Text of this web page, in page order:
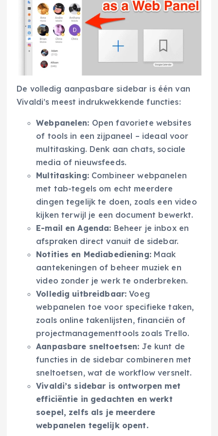
De volledig aanpasbare sidebar is één van
Vivaldi’s meest indrukwekkende functies:
Webpanelen: Open favoriete websites
of tools in een zijpaneel – ideaal voor
multitasking. Denk aan chats, sociale
media of nieuwsfeeds.
Multitasking:Combineer webpanelen
met tab-tegels om echt meerdere
dingen tegelijk te doen, zoals een video
kijken terwijl je een document bewerkt.
E-mail en Agenda: Beheer je inbox en
afspraken direct vanuit de sidebar.
Notities en Mediabediening:Maak
aantekeningen of beheer muziek en
video zonder je werk te onderbreken.
Volledig uitbreidbaar: Voeg
webpanelen toe voor specifieke taken,
zoals online takenlijsten, financiën of
projectmanagementtools zoals Trello.
Aanpasbare sneltoetsen: Je kunt de
functies in de sidebar combineren met
sneltoetsen, wat de workflow versnelt.
Vivaldi’s sidebar is ontworpen met
efficiëntie in gedachten en werkt
soepel, zelfs als je meerdere
webpanelen tegelijk opent.